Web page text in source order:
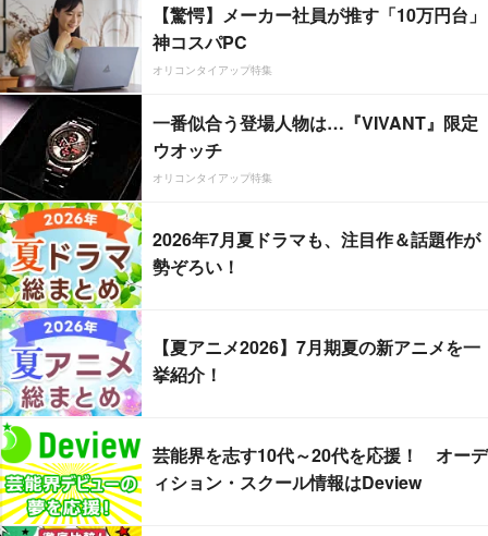
【驚愕】メーカー社員が推す「10万円台」
神コスパPC
オリコンタイアップ特集
一番似合う登場人物は…『VIVANT』限定
ウオッチ
オリコンタイアップ特集
2026年7月夏ドラマも、注目作＆話題作が
勢ぞろい！
【夏アニメ2026】7月期夏の新アニメを一
挙紹介！
芸能界を志す10代～20代を応援！ オーデ
ィション・スクール情報はDeview